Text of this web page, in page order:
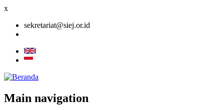
x
sekretariat@siej.or.id
Main navigation